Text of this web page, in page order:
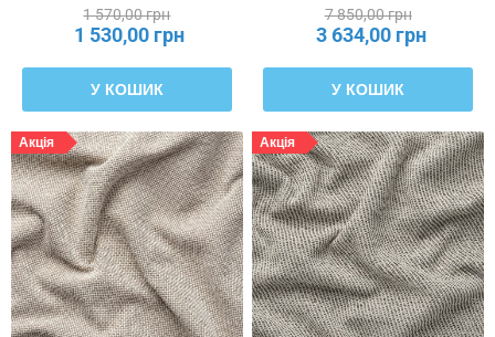
1 570,00 грн
1 530,00 грн
У КОШИК
7 850,00 грн
3 634,00 грн
У КОШИК
Акція Акція